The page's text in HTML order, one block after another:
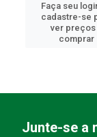
Faça seu
cadastre-se
ver preços
comprar
Junte-se a